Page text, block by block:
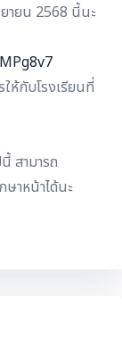
ายน 2568 นี้นะ
ห้กับโรงเรียนที่
สามารถ
ษาหน้าได้นะ